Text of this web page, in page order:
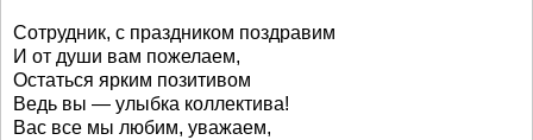
Сотрудник, с праздником поздравим
И от души вам пожелаем,
Остаться ярким позитивом
Ведь вы — улыбка коллектива!
Вас все мы любим, уважаем,